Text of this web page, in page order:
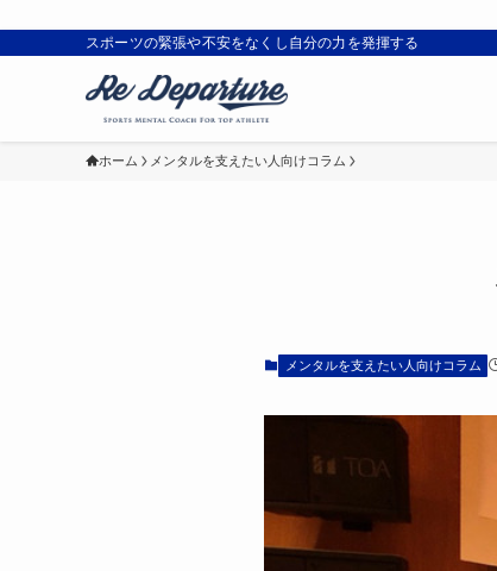
スポーツの緊張や不安をなくし自分の力を発揮する
ホーム メンタルを支えたい人向けコラム
メンタルを支えたい人向けコラム